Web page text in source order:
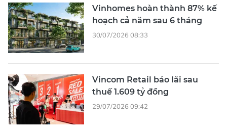
Vinhomes hoàn thành 87% kế
hoạch cả năm sau 6 tháng
30/07/2026 08:33
Vincom Retail báo lãi sau
thuế 1.609 tỷ đồng
29/07/2026 09:42